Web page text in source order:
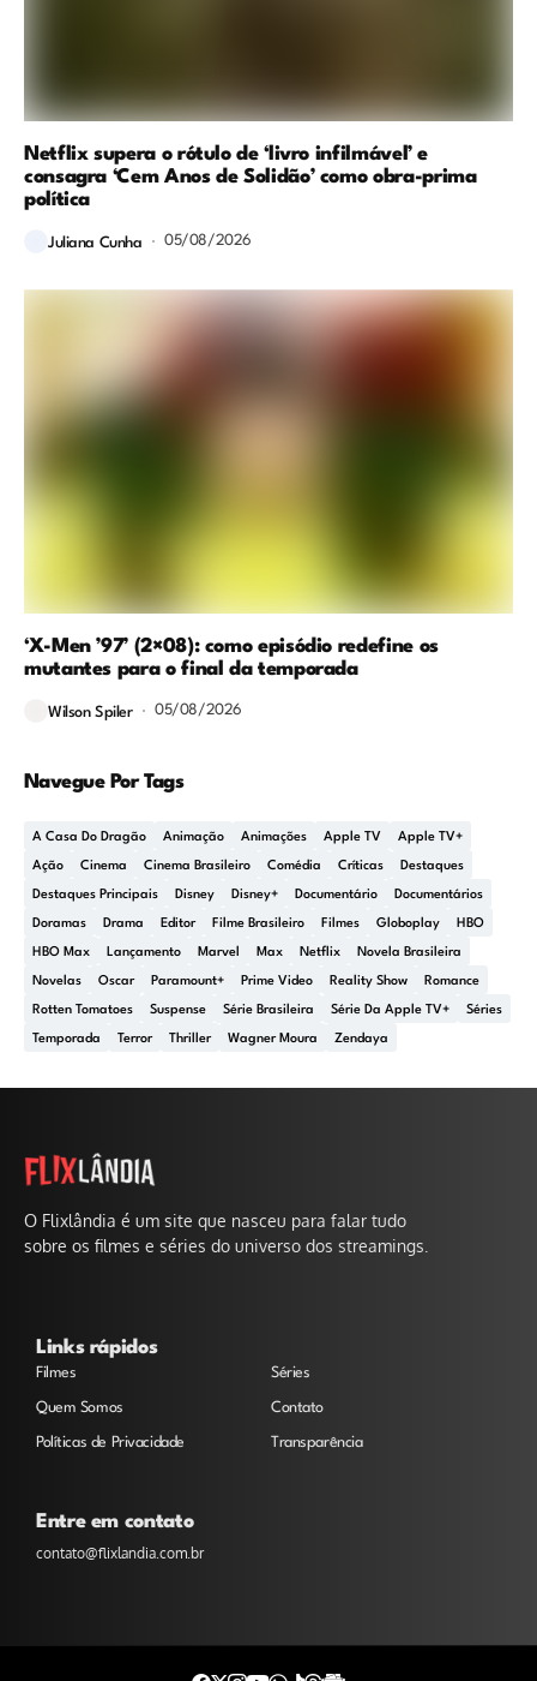
Netflix supera o rótulo de ‘livro infilmável’ e
consagra ‘Cem Anos de Solidão’ como obra-prima
política
Juliana Cunha 05/08/2026
‘X-Men ’97’ (2×08): como episódio redefine os
mutantes para o final da temporada
Wilson Spiler 05/08/2026
Navegue Por Tags
A Casa Do Dragão Animação Animações Apple TV Apple TV+
Ação Cinema Cinema Brasileiro Comédia Críticas Destaques
Destaques Principais Disney Disney+ Documentário Documentários
Doramas Drama Editor Filme Brasileiro Filmes Globoplay HBO
HBO Max Lançamento Marvel Max Netflix Novela Brasileira
Novelas Oscar Paramount+ Prime Video Reality Show Romance
Rotten Tomatoes Suspense Série Brasileira Série Da Apple TV+ Séries
Temporada Terror Thriller Wagner Moura Zendaya
O Flixlândia é um site que nasceu para falar tudo
sobre os filmes e séries do universo dos streamings.
Links rápidos
Filmes Séries
Quem Somos Contato
Políticas de Privacidade Transparência
Entre em contato
contato@flixlandia.com.br